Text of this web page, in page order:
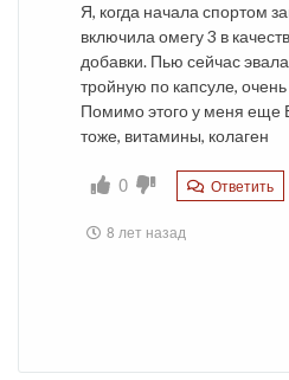
Я, когда начала спортом
включила омегу 3 в
добавки. Пью сейчас
тройную по капсуле, очень
Помимо этого у меня еще
тоже, витамины, колаген
0 Ответить
8 лет назад